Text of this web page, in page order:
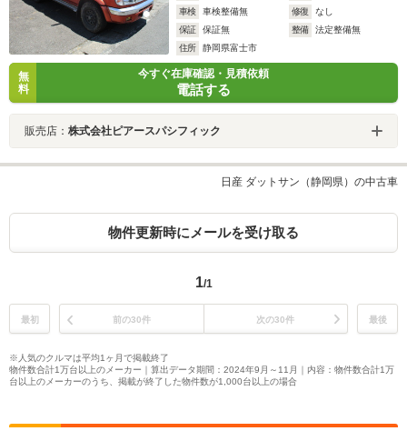
車検
車検整備無 修復
なし
保証
保証無 整備
法定整備無
住所
静岡県富士市
無
料
今すぐ在庫確認・見積依頼
電話する
販売店： 株式会社ピアースパシフィック
日産 ダットサン（静岡県）の中古車
物件更新時にメールを受け取る
1/1
最初 前の30件 次の30件 最後
※人気のクルマは平均1ヶ月で掲載終了
物件数合計1万台以上のメーカー｜算出データ期間：2024年9月～11月｜内容：物件数合計1万
台以上のメーカーのうち、掲載が終了した物件数が1,000台以上の場合